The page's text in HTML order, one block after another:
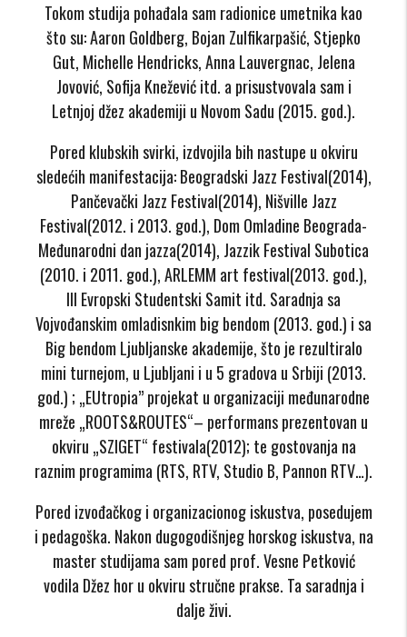
Tokom studija pohađala sam radionice umetnika kao
što su: Aaron Goldberg, Bojan Zulfikarpašić, Stjepko
Gut, Michelle Hendricks, Anna Lauvergnac, Jelena
Jovović, Sofija Knežević itd. a prisustvovala sam i
Letnjoj džez akademiji u Novom Sadu (2015. god.).
Pored klubskih svirki, izdvojila bih nastupe u okviru
sledećih manifestacija: Beogradski Jazz Festival(2014),
Pančevački Jazz Festival(2014), Nišville Jazz
Festival(2012. i 2013. god.), Dom Omladine Beograda-
Međunarodni dan jazza(2014), Jazzik Festival Subotica
(2010. i 2011. god.), ARLEMM art festival(2013. god.),
III Evropski Studentski Samit itd. Saradnja sa
Vojvođanskim omladisnkim big bendom (2013. god.) i sa
Big bendom Ljubljanske akademije, što je rezultiralo
mini turnejom, u Ljubljani i u 5 gradova u Srbiji (2013.
god.) ; „EUtropia” projekat u organizaciji međunarodne
mreže „ROOTS&ROUTES“– performans prezentovan u
okviru „SZIGET“ festivala(2012); te gostovanja na
raznim programima (RTS, RTV, Studio B, Pannon RTV…).
Pored izvođačkog i organizacionog iskustva, posedujem
i pedagoška. Nakon dugogodišnjeg horskog iskustva, na
master studijama sam pored prof. Vesne Petković
vodila Džez hor u okviru stručne prakse. Ta saradnja i
dalje živi.